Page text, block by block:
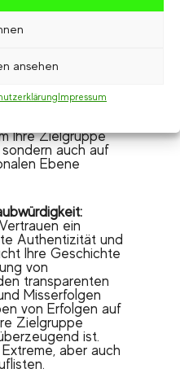
ansehen
Impressum
zu einer
können
die
Erfolge in den
eingebunden
Ihre Zielgruppe
auch auf
Ebene
ein
Authentizität und
Ihre Geschichte
von
transparenten
Misserfolgen
von Erfolgen auf
Zielgruppe
ist.
aber auch